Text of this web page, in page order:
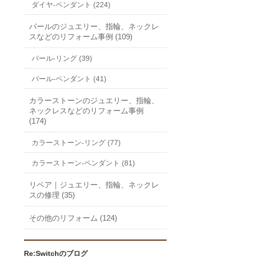
ダイヤ-ペンダント (224)
パールのジュエリー、指輪、ネックレ
スなどのリフォーム事例 (109)
パール-リング (39)
パール-ペンダント (41)
カラーストーンのジュエリー、指輪、
ネックレスなどのリフォーム事例
(174)
カラーストーン-リング (77)
カラーストーン-ペンダント (81)
リペア｜ジュエリー、指輪、ネックレ
スの修理 (35)
その他のリフォーム (124)
Re:Switchのブログ